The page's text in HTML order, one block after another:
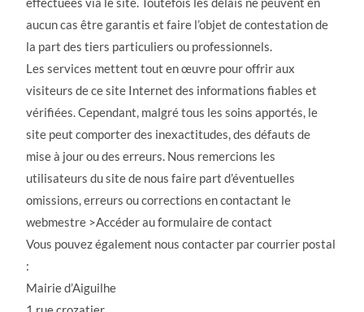
aucun cas être garantis et faire l’objet de contestation de
la part des tiers particuliers ou professionnels.
Les services mettent tout en œuvre pour offrir aux
visiteurs de ce site Internet des informations fiables et
vérifiées. Cependant, malgré tous les soins apportés, le
site peut comporter des inexactitudes, des défauts de
mise à jour ou des erreurs. Nous remercions les
utilisateurs du site de nous faire part d’éventuelles
omissions, erreurs ou corrections en contactant le
webmestre >Accéder au formulaire de contact
Vous pouvez également nous contacter par courrier postal
:
Mairie d’Aiguilhe